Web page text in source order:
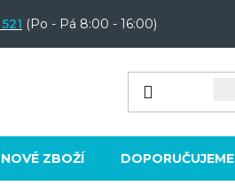
(Po - Pá 8:00 - 16:00)
NOVÉ ZBOŽÍ DOPORUČUJEME